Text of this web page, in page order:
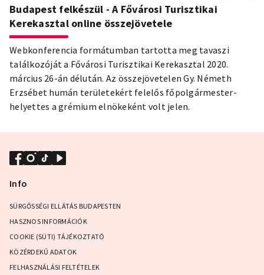
Budapest felkészül - A Fővárosi Turisztikai
Kerekasztal online összejövetele
Webkonferencia formátumban tartotta meg tavaszi
találkozóját a Fővárosi Turisztikai Kerekasztal 2020.
március 26-án délután. Az összejövetelen Gy. Németh
Erzsébet humán területekért felelős főpolgármester-
helyettes a grémium elnökeként volt jelen.
Info
SÜRGŐSSÉGI ELLÁTÁS BUDAPESTEN
HASZNOS INFORMÁCIÓK
COOKIE (SÜTI) TÁJÉKOZTATÓ
KÖZÉRDEKŰ ADATOK
FELHASZNÁLÁSI FELTÉTELEK